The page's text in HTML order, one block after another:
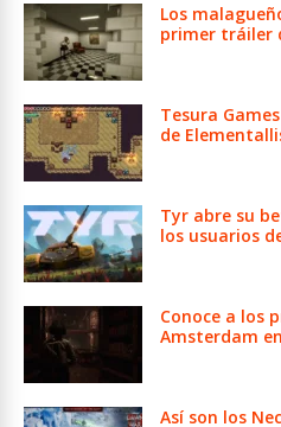
Los
primer tráiler
Tesura
de
Tyr abre su
los usuarios
Conoce a los
Amsterdam
Así son los